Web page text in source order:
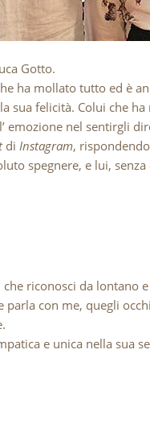
Gotto.
ha mollato tutto ed è
sua felicità. Colui che
emozione nel sentirgli
di Instagram,
spegnere, e lui,
riconosci da lontano
con me, quegli
e unica nella sua